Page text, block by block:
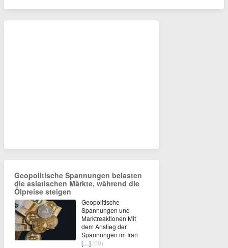
Geopolitische Spannungen belasten
die asiatischen Märkte, während die
Ölpreise steigen
Geopolitische
Spannungen und
Marktreaktionen Mit
dem Anstieg der
Spannungen im Iran
[…] (00)